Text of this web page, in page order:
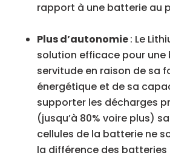
rapport à une batterie au
Plus d’autonomie: Le
solution efficace pour
servitude en raison de sa
énergétique et de sa
supporter les décharges
(jusqu’à 80% voire plus)
cellules de la batterie ne
la différence des batteries